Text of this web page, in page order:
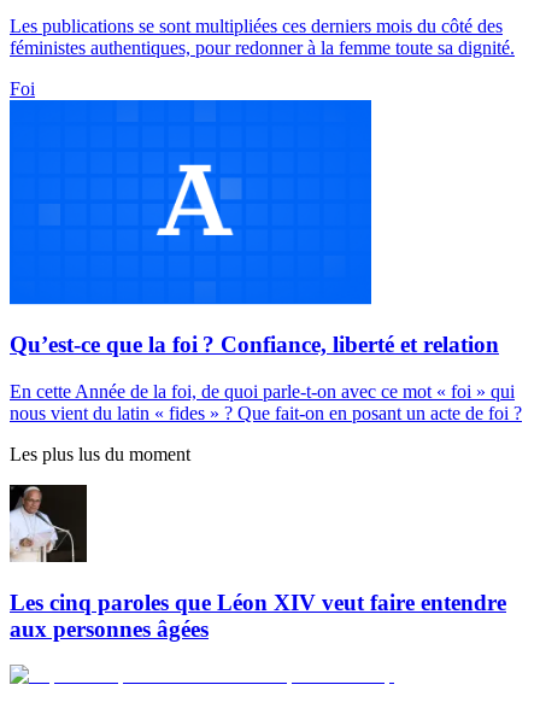
Les publications se sont multipliées ces derniers mois du côté des
féministes authentiques, pour redonner à la femme toute sa dignité.
Foi
Qu’est-ce que la foi ? Confiance, liberté et relation
En cette Année de la foi, de quoi parle-t-on avec ce mot « foi » qui
nous vient du latin « fides » ? Que fait-on en posant un acte de foi ?
Les plus lus du moment
Les cinq paroles que Léon XIV veut faire entendre
aux personnes âgées